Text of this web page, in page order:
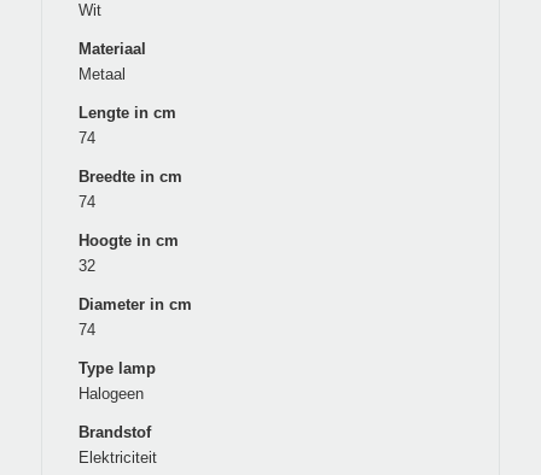
Wit
Materiaal
Metaal
Lengte in cm
74
Breedte in cm
74
Hoogte in cm
32
Diameter in cm
74
Type lamp
Halogeen
Brandstof
Elektriciteit